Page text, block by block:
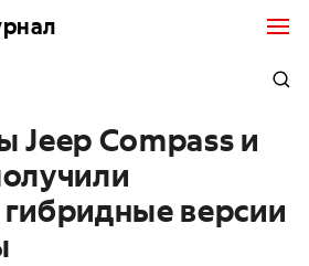
Jeep Compass и
версии